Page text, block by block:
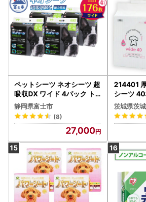
ペットシーツ ネオシーツ 超
吸収DX ワイド 4パック ト
イレシーツ ペットシート 活
性炭 カーボン 消臭 超吸収
犬 トイレ システムトイレ
ペット用品 ペット 日用品
消耗品 コーチョー 富士市 [
sf002-090]
静岡県富士市
(8)
27,000
214401
シーツ
ットシー
茨城県茨